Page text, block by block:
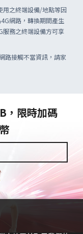
之終端設備/地點等因
網路，轉換期間產生
服務之終端設備方可享
路接觸不當資訊，請家
，限時加碼